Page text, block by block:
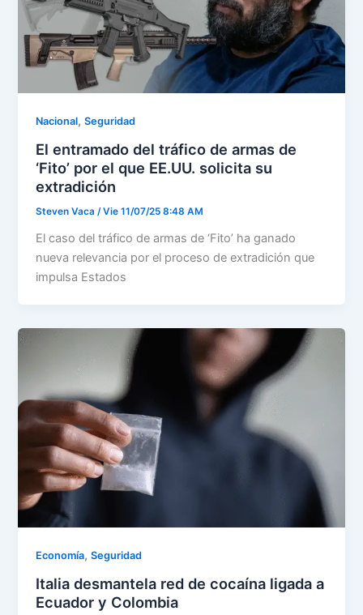
Nacional,Seguridad
El entramado del tráfico de armas de
‘Fito’ por el que EE.UU. solicita su
extradición
Steven Vaca/Vie 11/07/25 8:48 AM
El caso del tráfico de armas de ‘Fito’ ha ganado
nueva relevancia por el proceso de extradición que
impulsa Estados
Economía,Seguridad
Italia desmantela red de cocaína ligada a
Ecuador y Colombia